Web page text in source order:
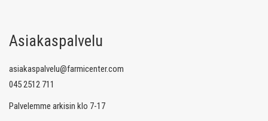
Asiakaspalvelu
asiakaspalvelu@farmicenter.com
045 2512 711
Palvelemme arkisin klo 7-17